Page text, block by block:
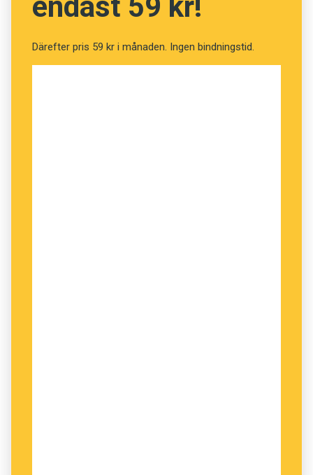
Därefter pris 59 kr i månaden. Ingen bindningstid.